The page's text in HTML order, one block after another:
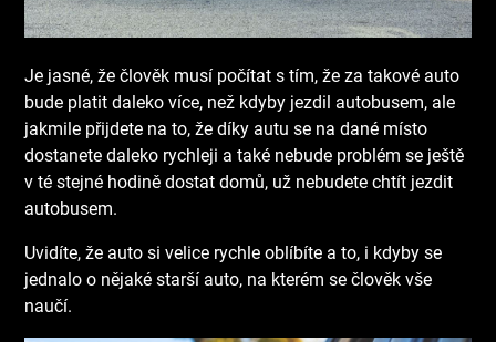
Je jasné, že člověk musí počítat s tím, že za takové auto
bude platit daleko více, než kdyby jezdil autobusem, ale
jakmile přijdete na to, že díky autu se na dané místo
dostanete daleko rychleji a také nebude problém se ještě
v té stejné hodině dostat domů, už nebudete chtít jezdit
autobusem.
Uvidíte, že auto si velice rychle oblíbíte a to, i kdyby se
jednalo o nějaké starší auto, na kterém se člověk vše
naučí.